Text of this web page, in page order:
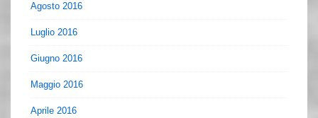
Agosto 2016
Luglio 2016
Giugno 2016
Maggio 2016
Aprile 2016